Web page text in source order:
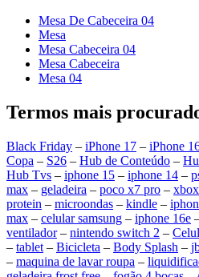
Mesa De Cabeceira 04
Mesa
Mesa Cabeceira 04
Mesa Cabeceira
Mesa 04
Termos mais
Black Friday – iPhone 17 – iPhone
Copa – S26 – Hub de Conteúdo –
Hub Tvs – iphone 15 – iphone 14 –
max – geladeira – poco x7 pro – xbox
protein – microondas – kindle –
max – celular samsung – iphone 16e
ventilador– nintendo switch 2 –
– tablet – Bicicleta – Body Splash –
– maquina de lavar roupa –